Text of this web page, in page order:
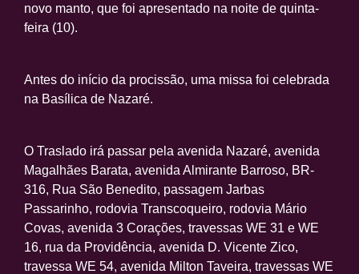
novo manto, que foi apresentado na noite de quinta-
feira (10).
Antes do início da procissão, uma missa foi celebrada
na Basílica de Nazaré.
O Traslado irá passar pela avenida Nazaré, avenida
Magalhães Barata, avenida Almirante Barroso, BR-
316, Rua São Benedito, passagem Jarbas
Passarinho, rodovia Transcoqueiro, rodovia Mário
Covas, avenida 3 Corações, travessas WE 31 e WE
16, rua da Providência, avenida D. Vicente Zico,
travessa WE 54, avenida Milton Taveira, travessas WE